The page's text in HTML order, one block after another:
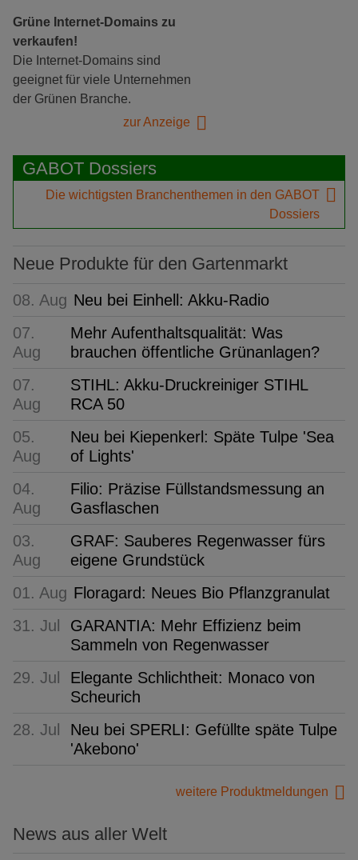
Grüne Internet-Domains zu
verkaufen!
Die Internet-Domains sind
geeignet für viele Unternehmen
der Grünen Branche.
zur Anzeige
GABOT Dossiers
Die wichtigsten Branchenthemen in den GABOT
Dossiers
Neue Produkte für den Gartenmarkt
08. Aug Neu bei Einhell: Akku-Radio
07.
Aug
Mehr Aufenthaltsqualität: Was
brauchen öffentliche Grünanlagen?
07.
Aug
STIHL: Akku-Druckreiniger STIHL
RCA 50
05.
Aug
Neu bei Kiepenkerl: Späte Tulpe 'Sea
of Lights'
04.
Aug
Filio: Präzise Füllstandsmessung an
Gasflaschen
03.
Aug
GRAF: Sauberes Regenwasser fürs
eigene Grundstück
01. Aug Floragard: Neues Bio Pflanzgranulat
31. Jul
GARANTIA: Mehr Effizienz beim
Sammeln von Regenwasser
29. Jul
Elegante Schlichtheit: Monaco von
Scheurich
28. Jul
Neu bei SPERLI: Gefüllte späte Tulpe
'Akebono'
weitere Produktmeldungen
News aus aller Welt